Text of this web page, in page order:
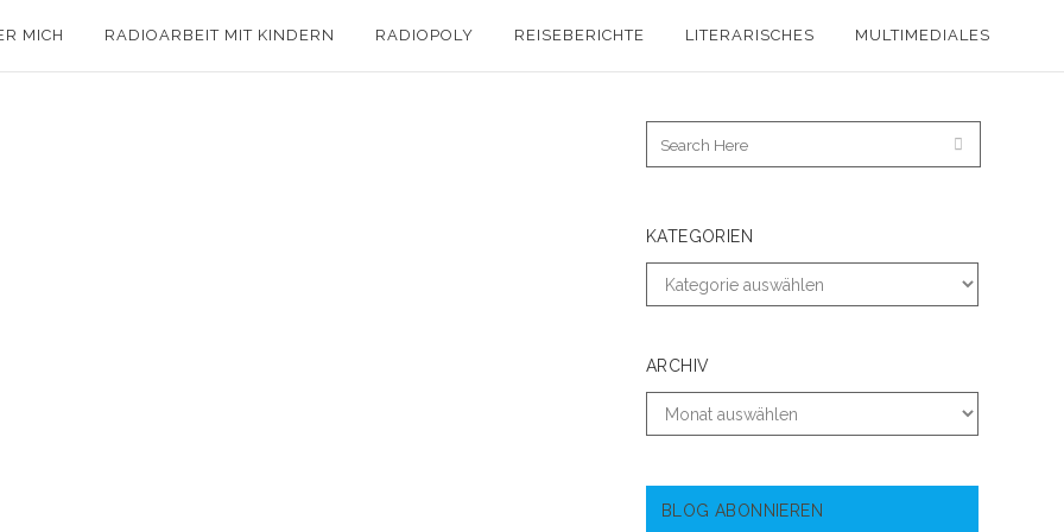
MICH RADIOARBEIT MIT KINDERN RADIOPOLY REISEBERICHTE LITERARISCHES MULTIMEDIALES
KATEGORIEN
ARCHIV
BLOG ABONNIEREN